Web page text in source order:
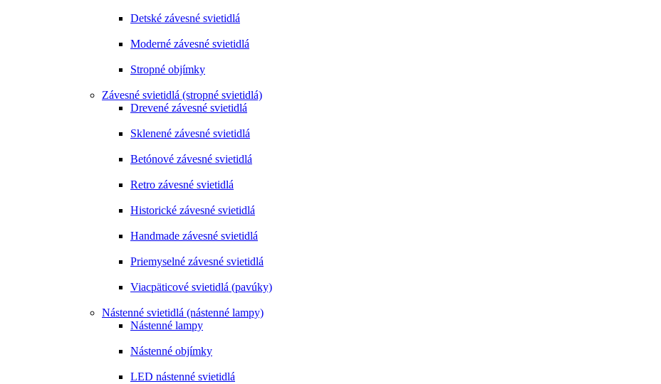
Detské závesné svietidlá
Moderné závesné svietidlá
Stropné objímky
Závesné svietidlá (stropné svietidlá)
Drevené závesné svietidlá
Sklenené závesné svietidlá
Betónové závesné svietidlá
Retro závesné svietidlá
Historické závesné svietidlá
Handmade závesné svietidlá
Priemyselné závesné svietidlá
Viacpäticové svietidlá (pavúky)
Nástenné svietidlá (nástenné lampy)
Nástenné lampy
Nástenné objímky
LED nástenné svietidlá